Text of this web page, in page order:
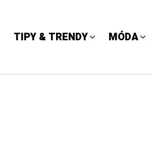
TIPY & TRENDY MÓDA